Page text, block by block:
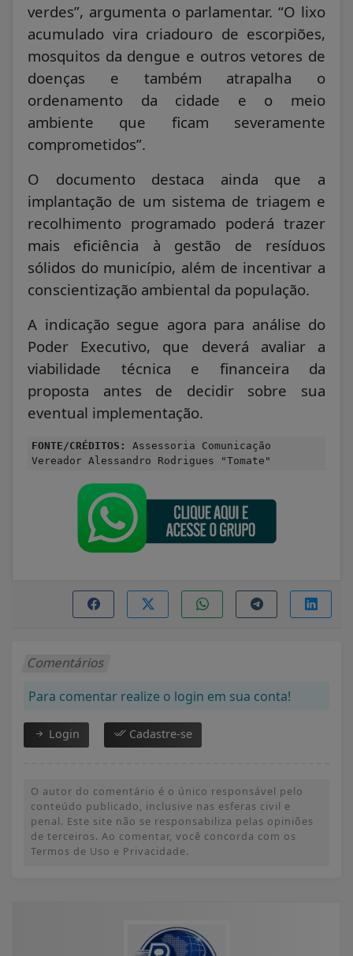
verdes”, argumenta o parlamentar. “O lixo
acumulado vira criadouro de escorpiões,
mosquitos da dengue e outros vetores de
doenças e também atrapalha o
ordenamento da cidade e o meio
ambiente que ficam severamente
comprometidos”.
O documento destaca ainda que a
implantação de um sistema de triagem e
recolhimento programado poderá trazer
mais eficiência à gestão de resíduos
sólidos do município, além de incentivar a
conscientização ambiental da população.
A indicação segue agora para análise do
Poder Executivo, que deverá avaliar a
viabilidade técnica e financeira da
proposta antes de decidir sobre sua
eventual implementação.
FONTE/CRÉDITOS:
Assessoria Comunicação
Vereador Alessandro Rodrigues "Tomate"
Comentários
Para comentar realize o login em sua conta!
Login Cadastre-se
O autor do comentário é o único responsável pelo
conteúdo publicado, inclusive nas esferas civil e
penal. Este site não se responsabiliza pelas opiniões
de terceiros. Ao comentar, você concorda com os
Termos de Uso e Privacidade.